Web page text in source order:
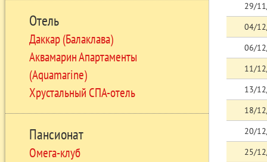
Отель
Даккар (Балаклава)
Аквамарин Апартаменты
(Aquamarine)
Хрустальный СПА-отель
Пансионат
Омега-клуб
29/
04/
06/
11/
13/
18/
20/
25/